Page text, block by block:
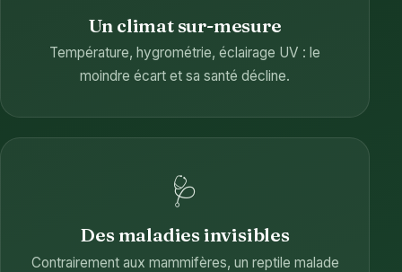
Un climat sur-mesure
Température, hygrométrie, éclairage UV : le
moindre écart et sa santé décline.
🩺
Des maladies invisibles
Contrairement aux mammifères, un reptile malade